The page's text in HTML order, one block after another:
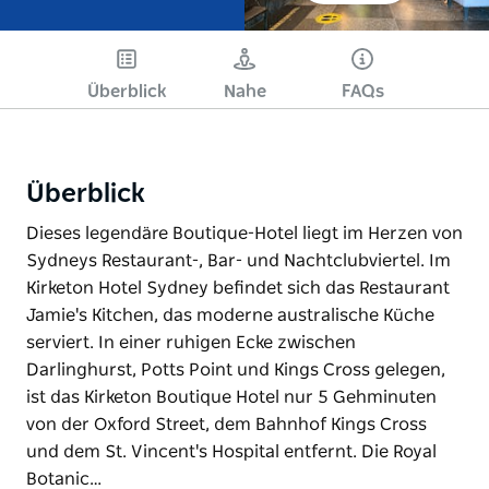
Überblick Nahe FAQs
Überblick
Dieses legendäre Boutique-Hotel liegt im Herzen von
Sydneys Restaurant-, Bar- und Nachtclubviertel. Im
Kirketon Hotel Sydney befindet sich das Restaurant
Jamie's Kitchen, das moderne australische Küche
serviert. In einer ruhigen Ecke zwischen
Darlinghurst, Potts Point und Kings Cross gelegen,
ist das Kirketon Boutique Hotel nur 5 Gehminuten
von der Oxford Street, dem Bahnhof Kings Cross
und dem St. Vincent's Hospital entfernt. Die Royal
Botanic…